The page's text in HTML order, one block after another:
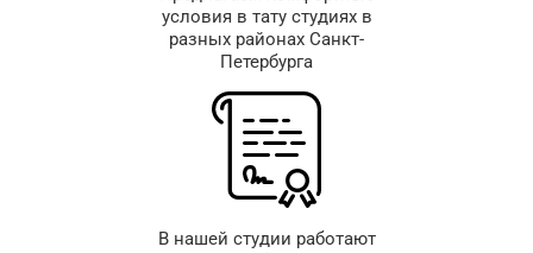
условия в тату студиях в
разных районах Санкт-
Петербурга
В нашей студии работают